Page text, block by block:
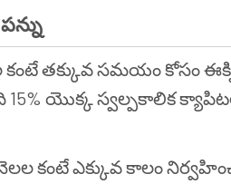
కంటే తక్కువ సమయం కోసం
15% యొక్క స్వల్పకాలిక
నెలల కంటే ఎక్కువ కాలం